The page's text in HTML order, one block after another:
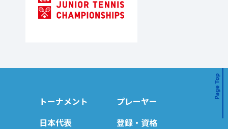
トーナメント
プレーヤー
日本代表
登録・資格